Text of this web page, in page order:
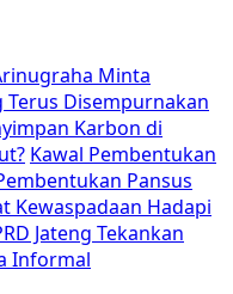
Minta
Terus Disempurnakan
Karbon di
Kawal Pembentukan
Pansus
Kewaspadaan Hadapi
Jateng Tekankan
Informal